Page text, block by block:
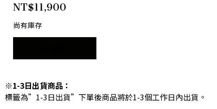
NT$11,900
尚有庫存
※1-3日出貨商品：
標籤為”1-3日出貨”下單後商品將於1-3個工作日內出貨。